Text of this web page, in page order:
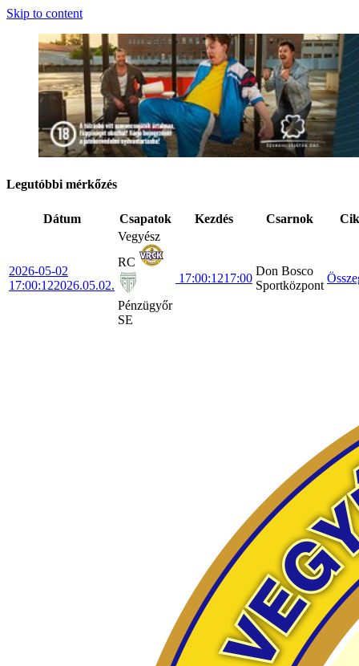
Skip to content
Legutóbbi mérkőzés
Dátum Csapatok Kezdés Csarnok
2026-05-02
17:00:122026.05.02.
Vegyész
RC
Pénzügyőr
SE
17:00:1217:00
Don Bosco
Sportközpont